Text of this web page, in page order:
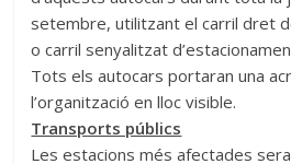
setembre, utilitzant el carril dret
o carril senyalitzat
Tots els autocars portaran una
l’organització en lloc visible.
Transports públics
Les estacions més afectades